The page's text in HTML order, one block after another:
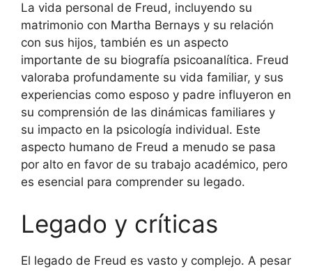
La vida personal de Freud, incluyendo su
matrimonio con Martha Bernays y su relación
con sus hijos, también es un aspecto
importante de su biografía psicoanalítica. Freud
valoraba profundamente su vida familiar, y sus
experiencias como esposo y padre influyeron en
su comprensión de las dinámicas familiares y
su impacto en la psicología individual. Este
aspecto humano de Freud a menudo se pasa
por alto en favor de su trabajo académico, pero
es esencial para comprender su legado.
Legado y críticas
El legado de Freud es vasto y complejo. A pesar